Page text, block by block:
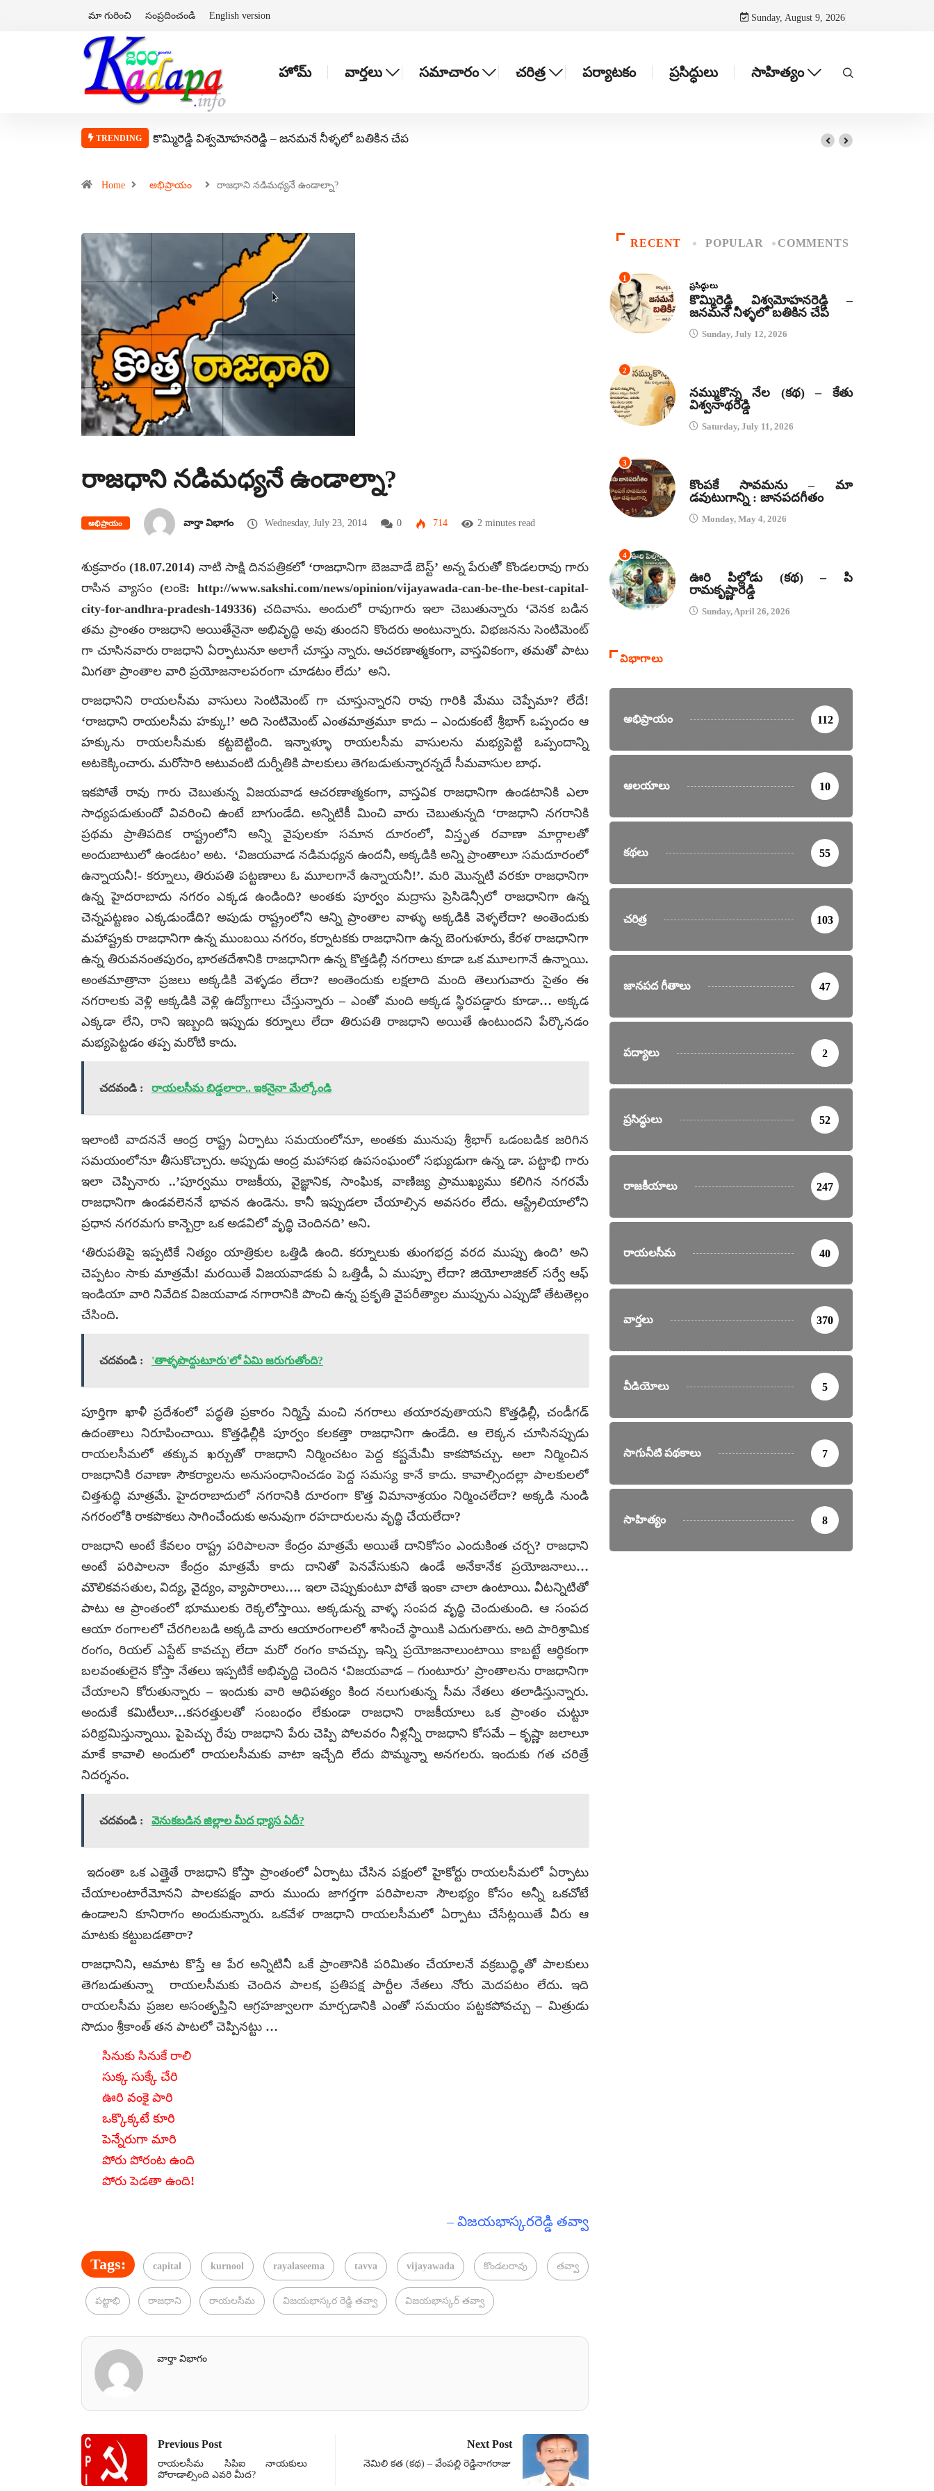
మా గురించి సంప్రదించండి English version Sunday, August 9, 2026
హోమ్ వార్తలు సమాచారం చరిత్ర పర్యాటకం ప్రసిద్ధులు సాహిత్యం
TRENDING కొమ్మిరెడ్డి విశ్వమోహనరెడ్డి – జనమనే నీళ్ళలో బతికిన చేప
Home అభిప్రాయం రాజధాని నడిమధ్యనే ఉండాల్నా?
రాజధాని నడిమధ్యనే ఉండాల్నా?
అభిప్రాయం వార్తా విభాగం Wednesday, July 23, 2014 0 714 2 minutes read
శుక్రవారం (18.07.2014) నాటి సాక్షి దినపత్రికలో ‘రాజధానిగా బెజవాడే బెస్ట్’ అన్న పేరుతో కొండలరావు గారు
రాసిన వ్యాసం (లంకె: http://www.sakshi.com/news/opinion/vijayawada-can-be-the-best-capital-
city-for-andhra-pradesh-149336) చదివాను. అందులో రావుగారు ఇలా చెబుతున్నారు ‘వెనక బడిన
తమ ప్రాంతం రాజధాని అయితేనైనా అభివృద్ధి అవు తుందని కొందరు అంటున్నారు. విభజనను సెంటిమెంట్
గా చూసినవారు రాజధాని ఏర్పాటునూ అలాగే చూస్తు న్నారు. ఆచరణాత్మకంగా, వాస్తవికంగా, తమతో పాటు
మిగతా ప్రాంతాల వారి ప్రయోజనాలపరంగా చూడటం లేదు’ అని.
రాజధానిని రాయలసీమ వాసులు సెంటిమెంట్ గా చూస్తున్నారని రావు గారికి మేము చెప్పేమా? లేదే!
‘రాజధాని రాయలసీమ హక్కు!’ అది సెంటిమెంట్ ఎంతమాత్రమూ కాదు – ఎందుకంటే శ్రీభాగ్ ఒప్పందం ఆ
హక్కును రాయలసీమకు కట్టబెట్టింది. ఇన్నాళ్ళూ రాయలసీమ వాసులను మభ్యపెట్టి ఒప్పందాన్ని
అటకెక్కించారు. మరోసారి అటువంటి దుర్నీతికి పాలకులు తెగబడుతున్నారన్నదే సీమవాసుల బాధ.
ఇకపోతే రావు గారు చెబుతున్న విజయవాడ ఆచరణాత్మకంగా, వాస్తవిక రాజధానిగా ఉండటానికి ఎలా
సాధ్యపడుతుందో వివరించి ఉంటే బాగుండేది. అన్నిటికీ మించి వారు చెబుతున్నది ‘రాజధాని నగరానికి
ప్రథమ ప్రాతిపదిక రాష్ట్రంలోని అన్ని వైపులకూ సమాన దూరంలో, విస్తృత రవాణా మార్గాలతో
అందుబాటులో ఉండటం’ అట. ‘విజయవాడ నడిమధ్యన ఉందనీ, అక్కడికి అన్ని ప్రాంతాలూ సమదూరంలో
ఉన్నాయనీ!- కర్నూలు, తిరుపతి పట్టణాలు ఓ మూలగానే ఉన్నాయనీ!’. మరి మొన్నటి వరకూ రాజధానిగా
ఉన్న హైదరాబాదు నగరం ఎక్కడ ఉండింది? అంతకు పూర్వం మద్రాసు ప్రెసిడెన్సీలో రాజధానిగా ఉన్న
చెన్నపట్టణం ఎక్కడుండేది? అపుడు రాష్ట్రంలోని ఆన్ని ప్రాంతాల వాళ్ళు అక్కడికి వెళ్ళలేదా? అంతెందుకు
మహాష్ట్రకు రాజధానిగా ఉన్న ముంబయి నగరం, కర్నాటకకు రాజధానిగా ఉన్న బెంగుళూరు, కేరళ రాజధానిగా
ఉన్న తిరువనంతపురం, భారతదేశానికి రాజధానిగా ఉన్న కొత్తడిల్లీ నగరాలు కూడా ఒక మూలగానే ఉన్నాయి.
అంతమాత్రానా ప్రజలు అక్కడికి వెళ్ళడం లేదా? అంతెందుకు లక్షలాది మంది తెలుగువారు సైతం ఈ
నగరాలకు వెళ్లి ఆక్కడికి వెళ్లి ఉద్యోగాలు చేస్తున్నారు – ఎంతో మంది అక్కడ స్థిరపడ్డారు కూడా… అక్కడ
ఎక్కడా లేని, రాని ఇబ్బంది ఇప్పుడు కర్నూలు లేదా తిరుపతి రాజధాని అయితే ఉంటుందని పేర్కొనడం
మభ్యపెట్టడం తప్ప మరోటి కాదు.
చదవండి : రాయలసీమ బిడ్డలారా.. ఇకనైనా మేల్కోండి
ఇలాంటి వాదననే ఆంద్ర రాష్ట్ర ఏర్పాటు సమయంలోనూ, అంతకు మునుపు శ్రీభాగ్ ఒడంబడిక జరిగిన
సమయంలోనూ తీసుకొచ్చారు. అప్పుడు ఆంద్ర మహాసభ ఉపసంఘంలో సభ్యుడుగా ఉన్న డా. పట్టాభి గారు
ఇలా చెప్పినారు ..’పూర్వము రాజకీయ, వైజ్ఞానిక, సాంఘిక, వాణిజ్య ప్రాముఖ్యము కలిగిన నగరమే
రాజధానిగా ఉండవలెననే భావన ఉండెను. కానీ ఇప్పుడలా చేయాల్సిన అవసరం లేదు. ఆస్ట్రేలియాలోని
ప్రధాన నగరమగు కాన్బెర్రా ఒక అడవిలో వృద్ధి చెందినది’ అని.
‘తిరుపతిపై ఇప్పటికే నిత్యం యాత్రికుల ఒత్తిడి ఉంది. కర్నూలుకు తుంగభద్ర వరద ముప్పు ఉంది’ అని
చెప్పటం సాకు మాత్రమే! మరయితే విజయవాడకు ఏ ఒత్తిడీ, ఏ ముప్పూ లేదా? జియోలాజికల్ సర్వే ఆఫ్
ఇండియా వారి నివేదిక విజయవాడ నగారానికి పొంచి ఉన్న ప్రకృతి వైపరీత్యాల ముప్పును ఎప్పుడో తేటతెల్లం
చేసింది.
చదవండి : 'తాళ్ళపొద్దుటూరు'లో ఏమి జరుగుతోంది?
పూర్తిగా ఖాళీ ప్రదేశంలో పద్ధతి ప్రకారం నిర్మిస్తే మంచి నగరాలు తయారవుతాయని కొత్తఢిల్లీ, చండీగడ్
ఉదంతాలు నిరూపించాయి. కొత్తఢిల్లీకి పూర్వం కలకత్తా రాజధానిగా ఉండేది. ఆ లెక్కన చూసినప్పుడు
రాయలసీమలో తక్కువ ఖర్చుతో రాజధాని నిర్మించటం పెద్ద కష్టమేమీ కాకపోవచ్చు. అలా నిర్మించిన
రాజధానికి రవాణా సౌకర్యాలను అనుసంధానించడం పెద్ద సమస్య కానే కాదు. కావాల్సిందల్లా పాలకులలో
చిత్తశుద్ధి మాత్రమే. హైదరాబాదులో నగరానికి దూరంగా కొత్త విమానాశ్రయం నిర్మించలేదా? అక్కడి నుండి
నగరంలోకి రాకపొకలు సాగించేందుకు అనువుగా రహదారులను వృద్ధి చేయలేదా?
రాజధాని అంటే కేవలం రాష్ట్ర పరిపాలనా కేంద్రం మాత్రమే అయితే దానికోసం ఎందుకింత చర్చ? రాజధాని
అంటే పరిపాలనా కేంద్రం మాత్రమే కాదు దానితో పెనవేసుకుని ఉండే అనేకానేక ప్రయోజనాలు…
మౌలికవసతుల, విద్య, వైద్యం, వ్యాపారాలు…. ఇలా చెప్పుకుంటూ పోతే ఇంకా చాలా ఉంటాయి. వీటన్నిటితో
పాటు ఆ ప్రాంతంలో భూములకు రెక్కలోస్తాయి. అక్కడున్న వాళ్ళ సంపద వృద్ధి చెందుతుంది. ఆ సంపద
ఆయా రంగాలలో చేరగిలబడి అక్కడి వారు ఆయారంగాలలో శాసించే స్థాయికి ఎదుగుతారు. అది పారిశ్రామిక
రంగం, రియల్ ఎస్టేట్ కావచ్చు లేదా మరో రంగం కావచ్చు. ఇన్ని ప్రయోజనాలుంటాయి కాబట్టే ఆర్ధికంగా
బలవంతులైన కోస్తా నేతలు ఇప్పటికే అభివృద్ది చెందిన ‘విజయవాడ – గుంటూరు’ ప్రాంతాలను రాజధానిగా
చేయాలని కోరుతున్నారు – ఇందుకు వారి ఆధిపత్యం కింద నలుగుతున్న సీమ నేతలు తలాడిస్తున్నారు.
అందుకే కమిటీలూ…కసరత్తులతో సంబంధం లేకుండా రాజధాని రాజకీయాలు ఒక ప్రాంతం చుట్టూ
పరిభ్రమిస్తున్నాయి. పైపెచ్చు రేపు రాజధాని పేరు చెప్పి పోలవరం నీళ్లన్నీ రాజధాని కోసమే – కృష్ణా జలాలూ
మాకే కావాలి అందులో రాయలసీమకు వాటా ఇచ్చేది లేదు పొమ్మన్నా అనగలరు. ఇందుకు గత చరిత్రే
నిదర్శనం.
చదవండి : వెనుకబడిన జిల్లాల మీద ధ్యాస ఏదీ?
ఇదంతా ఒక ఎత్తైతే రాజధాని కోస్తా ప్రాంతంలో ఏర్పాటు చేసిన పక్షంలో హైకోర్టు రాయలసీమలో ఏర్పాటు
చేయాలంటారేమోనని పాలకపక్షం వారు ముందు జాగర్తగా పరిపాలనా సౌలభ్యం కోసం అన్నీ ఒకచోటే
ఉండాలని కూనిరాగం అందుకున్నారు. ఒకవేళ రాజధాని రాయలసీమలో ఏర్పాటు చేసేట్లయితే వీరు ఆ
మాటకు కట్టుబడతారా?
రాజధానిని, ఆమాట కొస్తే ఆ పేర అన్నిటినీ ఒకే ప్రాంతానికి పరిమితం చేయాలనే వక్రబుద్ధ్ధితో పాలకులు
తెగబడుతున్నా రాయలసీమకు చెందిన పాలక, ప్రతిపక్ష పార్టీల నేతలు నోరు మెదపటం లేదు. ఇది
రాయలసీమ ప్రజల అసంతృప్తిని ఆగ్రహజ్వాలగా మార్చడానికి ఎంతో సమయం పట్టకపోవచ్చు – మిత్రుడు
సొదుం శ్రీకాంత్ తన పాటలో చెప్పినట్టు …
సినుకు సినుకే రాలి
సుక్క సుక్కే చేరి
ఊరి వంకై పారి
ఒక్కొక్కటే కూరి
పెన్నేరుగా మారి
పోరు పోరంట ఉంది
పోరు పెడతా ఉంది!
– విజయభాస్కరరెడ్డి తవ్వా
Tags: capital kurnool rayalaseema tavva vijayawada కొండలరావు తవ్వా
పట్టాభి రాజధాని రాయలసీమ విజయభాస్కర రెడ్డి తవ్వా విజయభాస్కర్ తవ్వా
వార్తా విభాగం
Previous Post
రాయలసీమ సిపిఐ నాయకులు
పోరాడాల్సింది ఎవరి మీద?
Next Post
నెమిలి కత (కథ) – వేంపల్లి రెడ్డినాగరాజు
RECENT POPULAR COMMENTS
1
ప్రసిద్ధులు
కొమ్మిరెడ్డి విశ్వమోహనరెడ్డి –
జనమనే నీళ్ళలో బతికిన చేప
Sunday, July 12, 2026
2
నమ్ముకొన్న నేల (కథ) – కేతు
విశ్వనాథరెడ్డి
Saturday, July 11, 2026
3
కొంపకే సావమను – మా
డవుటుగాన్ని : జానపదగీతం
Monday, May 4, 2026
4
ఊరి పిల్లోడు (కథ) – పి
రామకృష్ణారెడ్డి
Sunday, April 26, 2026
విభాగాలు
అభిప్రాయం 112
ఆలయాలు 10
కథలు 55
చరిత్ర 103
జానపద గీతాలు 47
పద్యాలు 2
ప్రసిద్ధులు 52
రాజకీయాలు 247
రాయలసీమ 40
వార్తలు 370
వీడియోలు 5
సాగునీటి పథకాలు 7
సాహిత్యం 8